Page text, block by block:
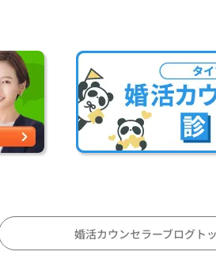
婚活カウンセラーブログト